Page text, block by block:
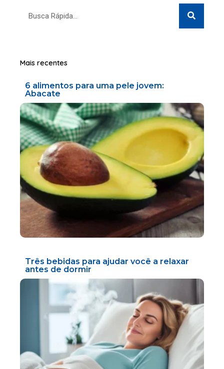
Search
Mais recentes
6 alimentos para uma pele jovem:
Abacate
Três bebidas para ajudar você a relaxar
antes de dormir